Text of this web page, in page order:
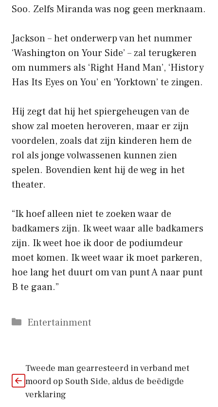
Soo. Zelfs Miranda was nog geen merknaam.
Jackson – het onderwerp van het nummer
‘Washington on Your Side’ – zal terugkeren
om nummers als ‘Right Hand Man’, ‘History
Has Its Eyes on You’ en ‘Yorktown’ te zingen.
Hij zegt dat hij het spiergeheugen van de
show zal moeten heroveren, maar er zijn
voordelen, zoals dat zijn kinderen hem de
rol als jonge volwassenen kunnen zien
spelen. Bovendien kent hij de weg in het
theater.
“Ik hoef alleen niet te zoeken waar de
badkamers zijn. Ik weet waar alle badkamers
zijn. Ik weet hoe ik door de podiumdeur
moet komen. Ik weet waar ik moet parkeren,
hoe lang het duurt om van punt A naar punt
B te gaan.”
Categorieën
Entertainment
Tweede man gearresteerd in verband met
moord op South Side, aldus de beëdigde
verklaring